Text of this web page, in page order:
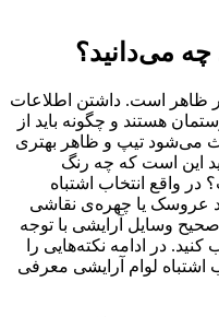
می‌دانید؟
ظاهر است. داشتن اطلاعات
هستند و چگونه باید از
می‌شود تیپ و ظاهر بهتری
این است که چه رنگ
واقع انتخاب اشتباه
عروسک یا چهره‌ی نقاشی
صحیح وسایل آرایشی با توجه
در ادامه نکته‌هایی را
اشتباه لوام آرایشی معرفی